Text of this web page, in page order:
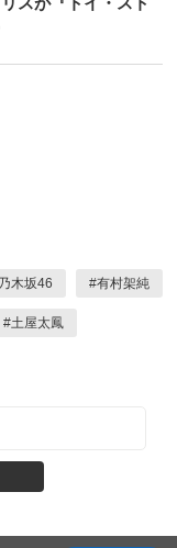
木坂46 #有村架純
#土屋太鳳